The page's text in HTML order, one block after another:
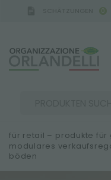
0
für retail – produkte für
modulares
böden